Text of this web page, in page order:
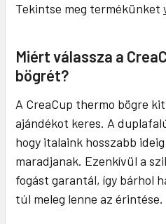
Tekintse meg termékünket
Miért válassza a
bögrét?
A CreaCup thermo bögre
ajándékot keres. A
hogy italaink hosszabb
maradjanak. Ezenkívül a
fogást garantál, így bárhol
túl meleg lenne az érintése.